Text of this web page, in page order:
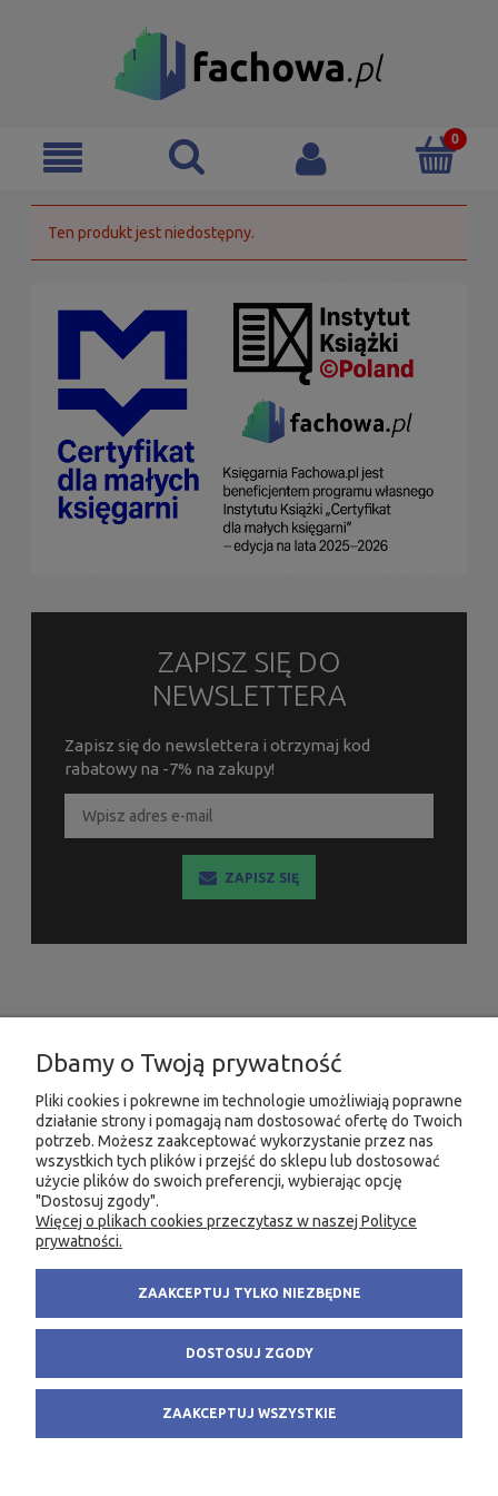
Ten produkt jest niedostępny.
ZAPISZ SIĘ DO
NEWSLETTERA
Zapisz się do newslettera i otrzymaj kod
rabatowy na -7% na zakupy!
ZAPISZ SIĘ
INFORMACJE
MOJE KONTO
PRODUKTY
KONTAKT
info@fachowa.pl
KSIĘGARNIA FACHOWA.PL
80-299 Gdańsk
NIP: 584-182-39-49
Dbamy o Twoją prywatność
Pliki cookies i pokrewne im technologie umożliwiają poprawne
działanie strony i pomagają nam dostosować ofertę do Twoich
potrzeb. Możesz zaakceptować wykorzystanie przez nas
wszystkich tych plików i przejść do sklepu lub dostosować
użycie plików do swoich preferencji, wybierając opcję
"Dostosuj zgody".
Więcej o plikach cookies przeczytasz w naszej Polityce
prywatności.
ZAAKCEPTUJ TYLKO NIEZBĘDNE
DOSTOSUJ ZGODY
ZAAKCEPTUJ WSZYSTKIE